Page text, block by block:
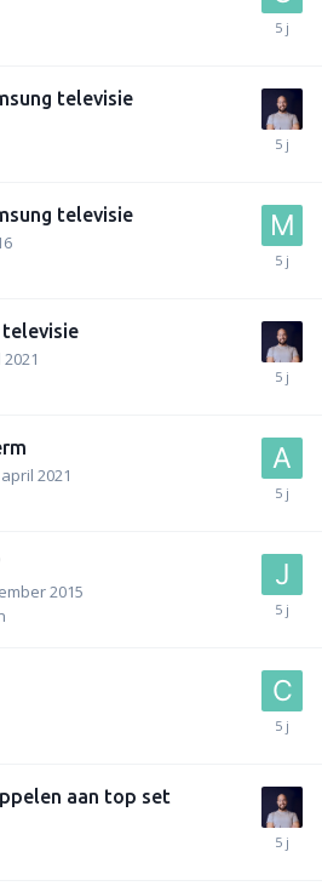
televisie
televisie
televisie
april 2021
2015
aan top set